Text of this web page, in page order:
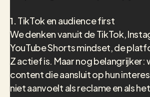
1. TikTok en audience first
We denken vanuit de TikTok,
YouTube Shorts mindset, de
Z actief is. Maar nog belangrijker:
content die aansluit op hun
niet aanvoelt als reclame en als